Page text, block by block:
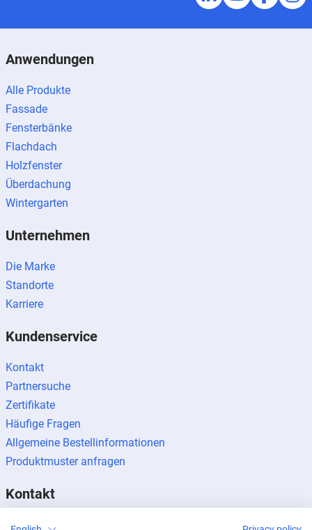
Anwendungen
Alle Produkte
Fassade
Fensterbänke
Flachdach
Holzfenster
Überdachung
Wintergarten
Unternehmen
Die Marke
Standorte
Karriere
Kundenservice
Kontakt
Partnersuche
Zertifikate
Häufige Fragen
Allgemeine Bestellinformationen
Produktmuster anfragen
Kontakt
Kontaktanfragen